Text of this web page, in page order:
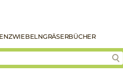
ZWIEBELNGRÄSERBÜCHER